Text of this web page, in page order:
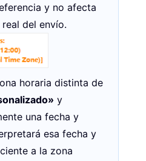
y no afecta
del envío.
horaria distinta de
y
una fecha y
esa fecha y
a la zona